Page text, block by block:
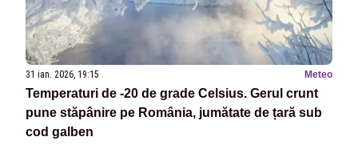
31 ian. 2026, 19:15 Meteo
Temperaturi de -20 de grade Celsius. Gerul crunt
pune stăpânire pe România, jumătate de țară sub
cod galben